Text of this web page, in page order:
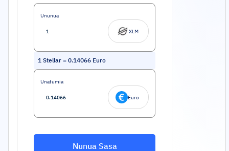
Ununua
XLM
1 Stellar = 0.14066 Euro
Unatumia
Euro
Nunua Sasa